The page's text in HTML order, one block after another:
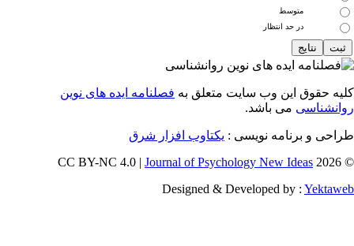
متوسط
در حد انتظار
حقوق این وب سایت متعلق بهفصلنامه ایده های نوین
می باشد.
و برنامه نویسی : یکتاوب افزار شرق
©
Journal of Psychology New Ideas
Designed & Developed by :